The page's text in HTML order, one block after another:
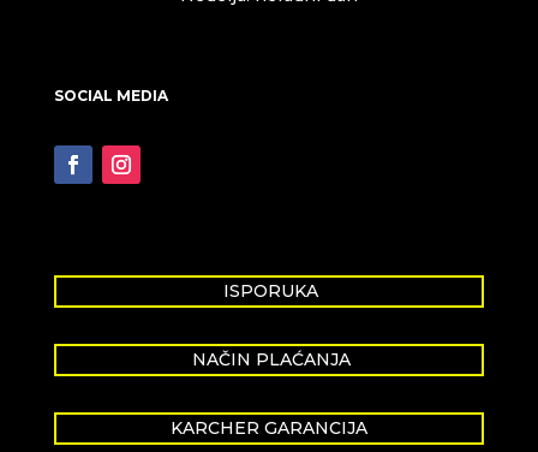
SOCIAL MEDIA
ISPORUKA
NAČIN PLAĆANJA
KARCHER GARANCIJA